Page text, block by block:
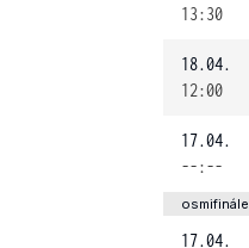
13:30
18.04.
12:00
17.04.
--:--
osmifinále
17.04.